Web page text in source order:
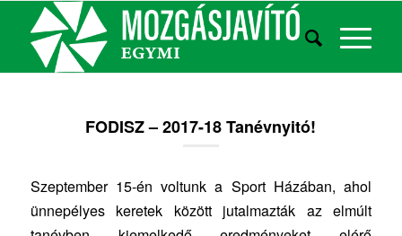
FODISZ – 2017-18 Tanévnyitó!
Szeptember 15-én voltunk a Sport Házában, ahol
ünnepélyes keretek között jutalmazták az elmúlt